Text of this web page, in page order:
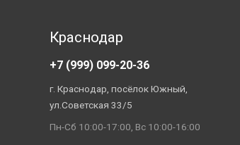
Краснодар
+7 (999) 099-20-36
г. Краснодар, посёлок Южный,
ул.Советская 33/5
Пн-Сб 10:00-17:00, Вс 10:00-16:00